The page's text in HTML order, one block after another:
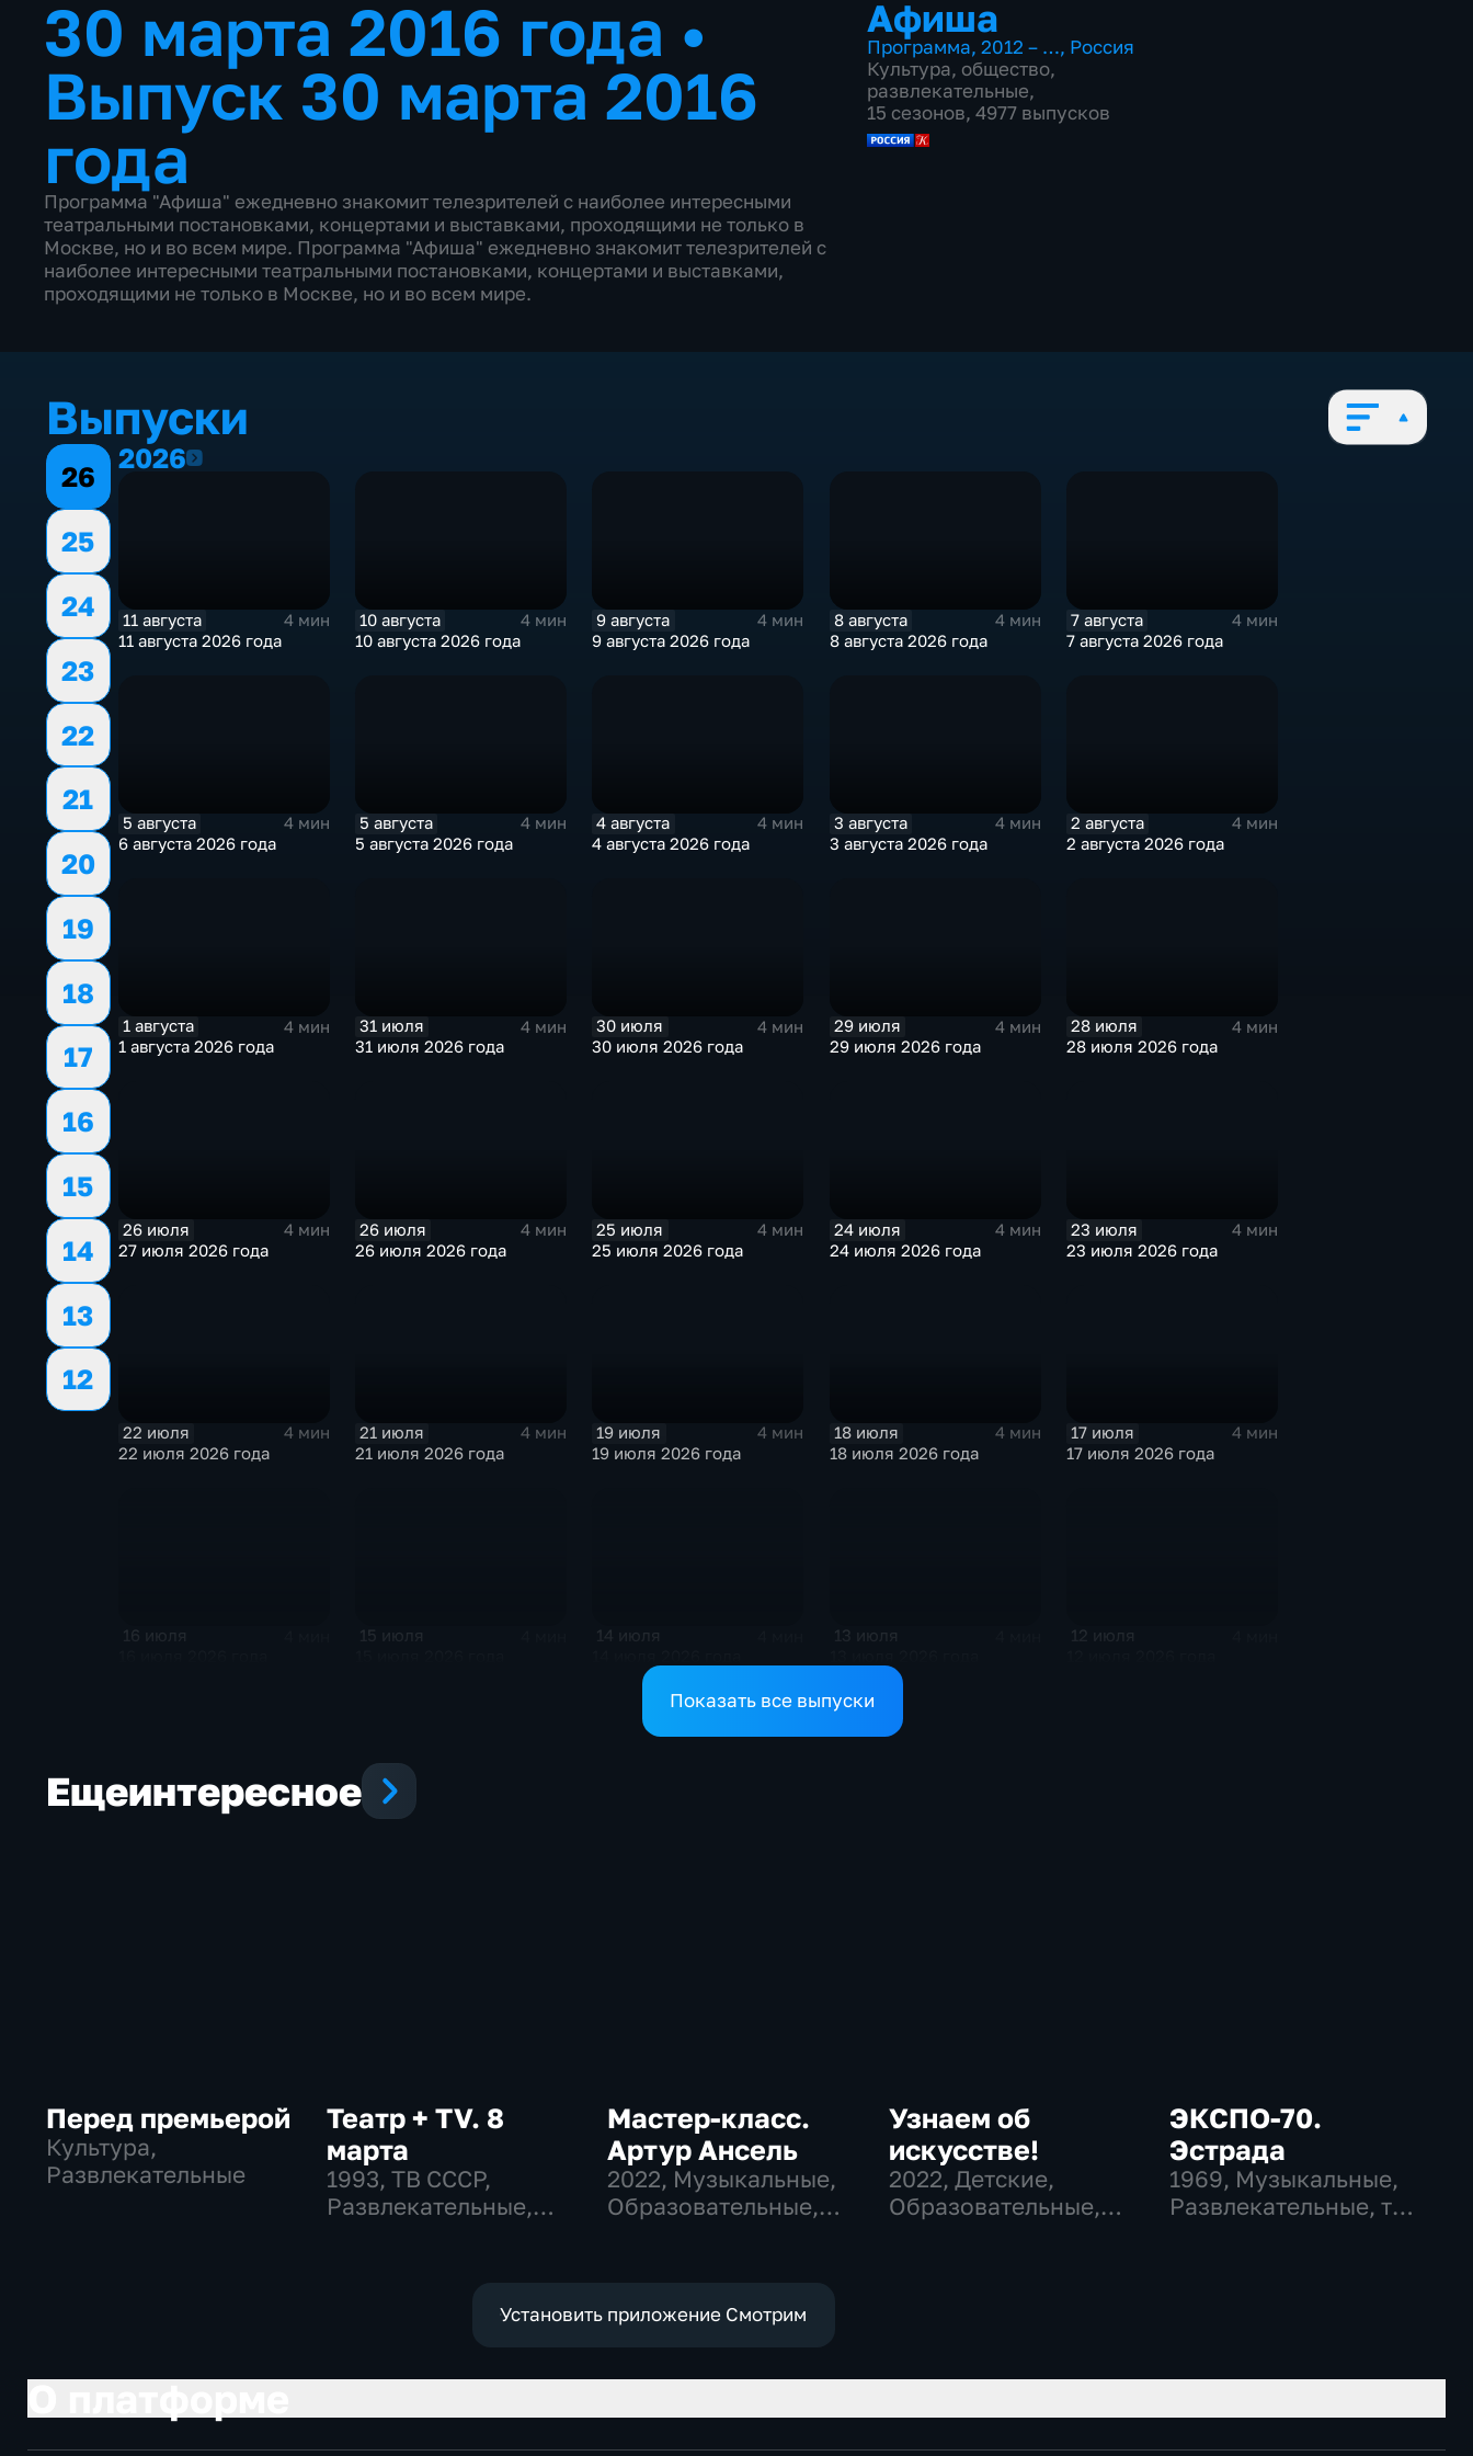
30 марта 2016 года •
Выпуск 30 марта 2016
года
Программа "Афиша" ежедневно знакомит телезрителей с наиболее интересными
театральными постановками, концертами и выставками, проходящими не только в
Москве, но и во всем мире. Программа "Афиша" ежедневно знакомит телезрителей с
наиболее интересными театральными постановками, концертами и выставками,
проходящими не только в Москве, но и во всем мире.
Афиша
Программа, 2012 – …, Россия
Культура, общество,
развлекательные,
15 сезонов, 4977 выпусков
Выпуски
26
25
24
23
22
21
20
19
18
17
16
15
14
13
12
20262026
11 августа
4 мин
11 августа 2026 года
10 августа
4 мин
10 августа 2026 года
9 августа
4 мин
9 августа 2026 года
8 августа
4 мин
8 августа 2026 года
7 августа
4 мин
7 августа 2026 года
5 августа
4 мин
6 августа 2026 года
5 августа
4 мин
5 августа 2026 года
4 августа
4 мин
4 августа 2026 года
3 августа
4 мин
3 августа 2026 года
2 августа
4 мин
2 августа 2026 года
1 августа
4 мин
1 августа 2026 года
31 июля
4 мин
31 июля 2026 года
30 июля
4 мин
30 июля 2026 года
29 июля
4 мин
29 июля 2026 года
28 июля
4 мин
28 июля 2026 года
26 июля
4 мин
27 июля 2026 года
26 июля
4 мин
26 июля 2026 года
25 июля
4 мин
25 июля 2026 года
24 июля
4 мин
24 июля 2026 года
23 июля
4 мин
23 июля 2026 года
22 июля
4 мин
22 июля 2026 года
21 июля
4 мин
21 июля 2026 года
19 июля
4 мин
19 июля 2026 года
18 июля
4 мин
18 июля 2026 года
17 июля
4 мин
17 июля 2026 года
16 июля 15 июля 14 июля 13 июля 12 июля
Показать все выпуски
Ещеинтересное
Перед премьерой
Культура,
Развлекательные
Театр + TV. 8
марта
1993, ТВ СССР,
Развлекательные,
Мастер-класс.
Артур Ансель
2022, Музыкальные,
Образовательные,
Узнаем об
искусстве!
2022, Детские,
Образовательные,
ЭКСПО-70.
Эстрада
1969, Музыкальные,
Развлекательные, тВ
Установить приложение Смотрим